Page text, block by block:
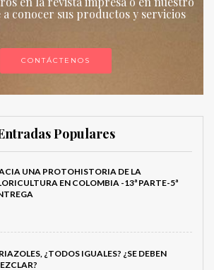
conocer sus productos y servicios
CONTÁCTENOS
Populares
UNA PROTOHISTORIA DE LA
EN COLOMBIA -13ª PARTE-5ª
¿TODOS IGUALES? ¿SE DEBEN